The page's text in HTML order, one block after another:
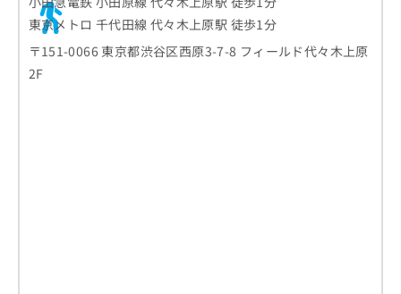
東京メトロ 千代田線 代々木上原駅 徒歩1分
〒151-0066 東京都渋谷区西原3-7-8 フィールド代々木上原
2F